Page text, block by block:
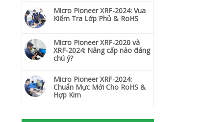
Micro Pioneer XRF-2024: Vua
Kiểm Tra Lớp Phủ & RoHS
Micro Pioneer XRF-2020 và
XRF-2024: Nâng cấp nào đáng
chú ý?
Micro Pioneer XRF-2024:
Chuẩn Mực Mới Cho RoHS &
Hợp Kim